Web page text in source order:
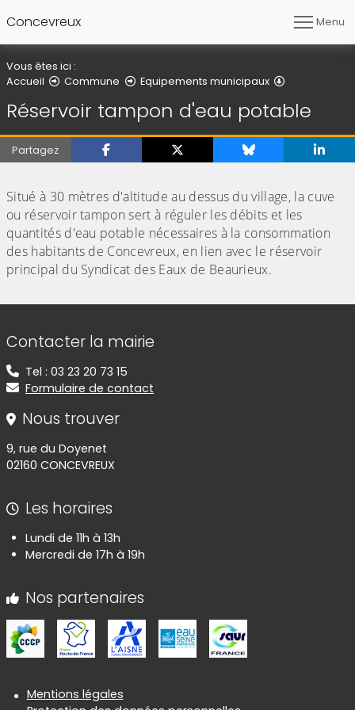
Concevreux Menu
Vous êtes ici :
Accueil
Commune Equipements municipaux
Réservoir tampon d'eau potable
Partagez
Situé à 30 mètres d'altitude au dessus du village, la cuve
ou réservoir tampon sert à réguler les débits et les
quantités d'eau potable nécessaires à la consommation
des habitants de Concevreux, en lien avec le réservoir
principal du Syndicat des Eaux de Beaurieux.
Informations de contact
Contacter la mairie
Tel : 03 23 20 73 15
Formulaire de contact
Nous trouver
9, rue du Doyenet
02160 CONCEVREUX
Les horaires
Lundi de 11h à 13h
Mercredi de 17h à 19h
Nos partenaires
Informations réglementaires
Mentions légales